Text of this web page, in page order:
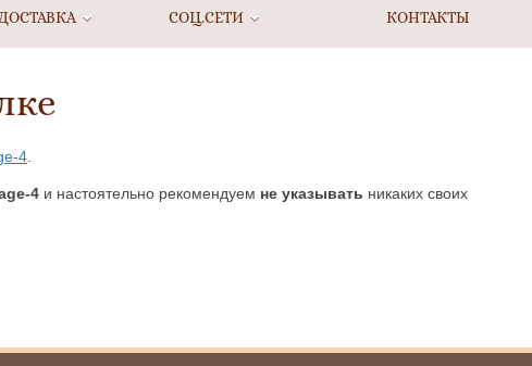
СОЦ.СЕТИ КОНТАКТЫ
4
4 и настоятельно рекомендуем не указывать никаких своих